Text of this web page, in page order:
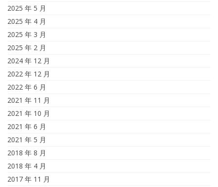
2025 年 5 月
2025 年 4 月
2025 年 3 月
2025 年 2 月
2024 年 12 月
2022 年 12 月
2022 年 6 月
2021 年 11 月
2021 年 10 月
2021 年 6 月
2021 年 5 月
2018 年 8 月
2018 年 4 月
2017 年 11 月